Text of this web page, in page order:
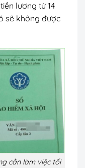
lương từ 14
sẽ không được
cần làm việc tối